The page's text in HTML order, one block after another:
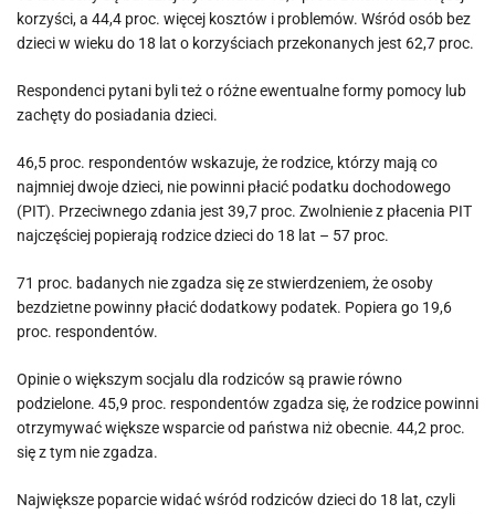
korzyści, a 44,4 proc. więcej kosztów i problemów. Wśród osób bez
dzieci w wieku do 18 lat o korzyściach przekonanych jest 62,7 proc.
Respondenci pytani byli też o różne ewentualne formy pomocy lub
zachęty do posiadania dzieci.
46,5 proc. respondentów wskazuje, że rodzice, którzy mają co
najmniej dwoje dzieci, nie powinni płacić podatku dochodowego
(PIT). Przeciwnego zdania jest 39,7 proc. Zwolnienie z płacenia PIT
najczęściej popierają rodzice dzieci do 18 lat – 57 proc.
71 proc. badanych nie zgadza się ze stwierdzeniem, że osoby
bezdzietne powinny płacić dodatkowy podatek. Popiera go 19,6
proc. respondentów.
Opinie o większym socjalu dla rodziców są prawie równo
podzielone. 45,9 proc. respondentów zgadza się, że rodzice powinni
otrzymywać większe wsparcie od państwa niż obecnie. 44,2 proc.
się z tym nie zgadza.
Największe poparcie widać wśród rodziców dzieci do 18 lat, czyli